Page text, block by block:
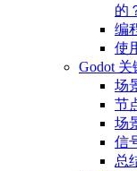
的
编
使
Godot
场
节
场
信
总